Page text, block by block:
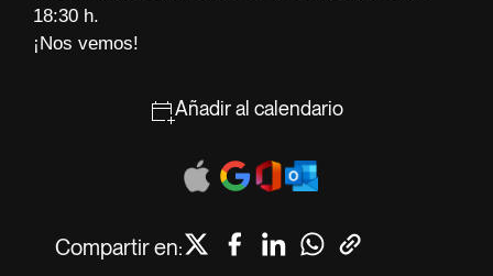
18:30 h.
¡Nos vemos!
Añadir al calendario
Compartir en: